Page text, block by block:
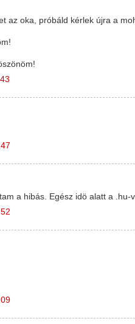
az oka, próbáld kérlek újra a
a hibás. Egész idö alatt a .hu-